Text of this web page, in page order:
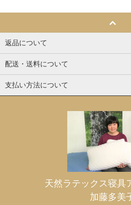
返品について
配送・送料について
支払い方法について
天然ラテックス寝具
加藤多美